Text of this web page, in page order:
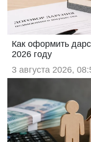
Как оформить
2026 году
3 августа 2026,